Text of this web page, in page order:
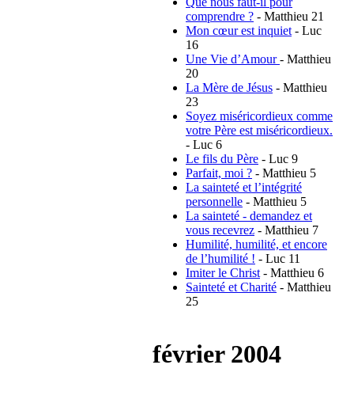
comprendre ? - Matthieu 21
Mon cœur est inquiet - Luc
16
Une Vie d’Amour- Matthieu
20
La Mère de Jésus - Matthieu
23
Soyez miséricordieux comme
votre Père est miséricordieux.
- Luc 6
Le fils du Père - Luc 9
Parfait, moi ? - Matthieu 5
La sainteté et l’intégrité
personnelle - Matthieu 5
La sainteté - demandez et
vous recevrez - Matthieu 7
Humilité, humilité, et encore
de l’humilité ! - Luc 11
Imiter le Christ - Matthieu 6
Sainteté et Charité - Matthieu
25
février 2004